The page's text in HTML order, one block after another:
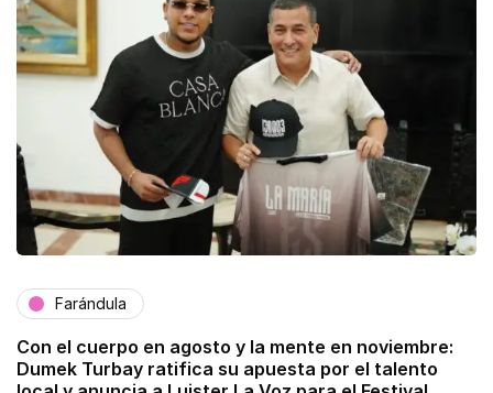
Farándula
Con el cuerpo en agosto y la mente en noviembre:
Dumek Turbay ratifica su apuesta por el talento